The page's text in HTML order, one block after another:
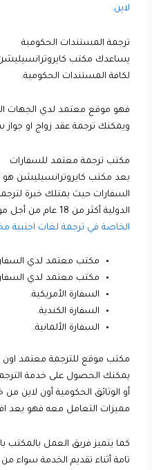
لاين.
ترجمة المستندات الحكومية
يساعدك مكتب
لكافة المستندات الحكومية.
فهو موقع معتمد لدي الجهات
ويمكنك ترجمة عقد زواج او
مكتب ترجمة معتمد للسفارات
يعد مكتب كايروترانسيليشن هو
السفارات حيث يمتلك خبرة لترجمة
الدولية أكثر من 18 عام من أجل مواجهة
الخاصة في ترجمة لغات اجنبية
مكتب معتمد لدي السفارة
مكتب معتمد لدي
السفارة الأمريكية.
السفارة الكندية.
السفارة الألمانية.
مكتب موقع للترجمة معتمد اون
يمكنك الحصول على خدمة
أو الوثائق الحكومية أون لاين
مميزات التعامل معه فهو يعد
كما يتميز فريق العمل بالمكتب
تامة أثناء تقديم الخدمة سواء